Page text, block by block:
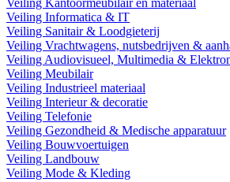
Veiling Informatica & IT
Veiling Sanitair & Loodgieterij
Veiling Vrachtwagens, nutsbedrijven &
Veiling Audiovisueel, Multimedia &
Veiling Meubilair
Veiling Industrieel materiaal
Veiling Interieur & decoratie
Veiling Telefonie
Veiling Gezondheid & Medische apparatuur
Veiling Bouwvoertuigen
Veiling Landbouw
Veiling Mode & Kleding